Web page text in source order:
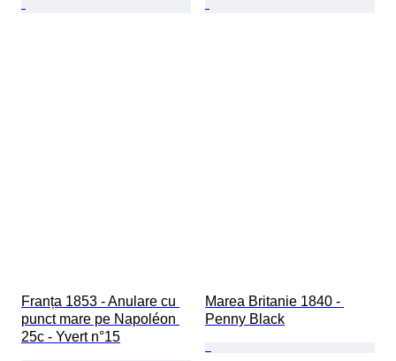
Franța 1853 - Anulare cu
punct mare pe Napoléon
25c - Yvert n°15
Marea Britanie 1840 -
Penny Black